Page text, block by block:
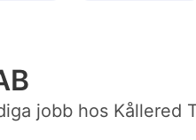
jobb hos Kållered